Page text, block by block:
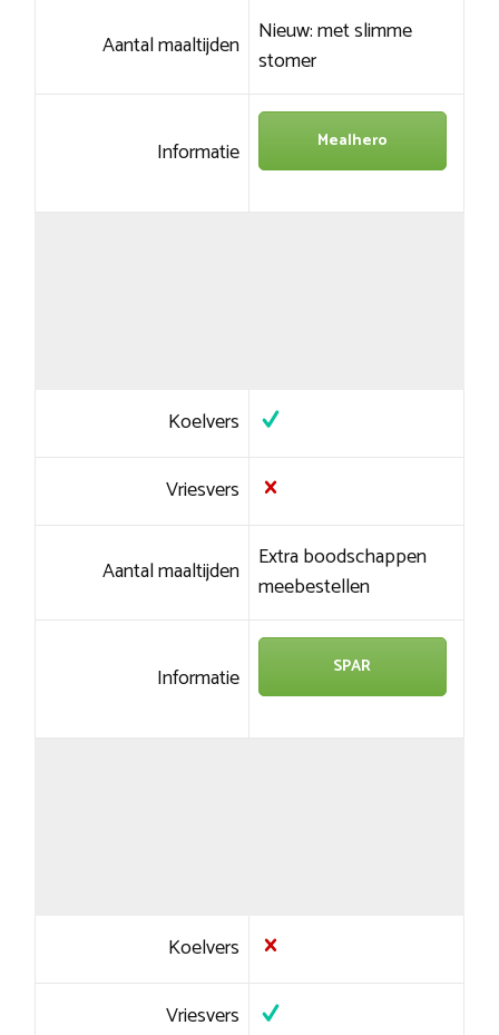
Aantal maaltijden Nieuw: met slimme
stomer
Informatie Mealhero
Koelvers
Vriesvers
Aantal maaltijden Extra boodschappen
meebestellen
Informatie SPAR
Koelvers
Vriesvers